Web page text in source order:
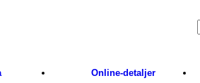
Online-detaljer